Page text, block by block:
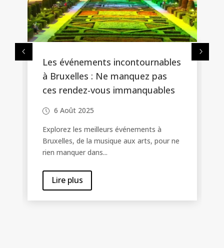
Les événements incontournables
à Bruxelles : Ne manquez pas
ces rendez-vous immanquables
6 Août 2025
Explorez les meilleurs événements à
Bruxelles, de la musique aux arts, pour ne
rien manquer dans...
Lire plus